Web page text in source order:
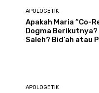
APOLOGETIK
Apakah Maria “Co-
Dogma Berikutnya?
Saleh? Bid’ah atau
APOLOGETIK